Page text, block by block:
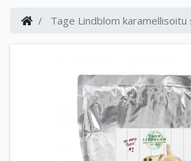
Tage Lindblom karamellisoitu